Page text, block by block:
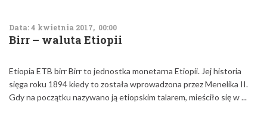
Data: 4 kwietnia 2017, 00:00
Birr – waluta Etiopii
Etiopia ETB birr Birr to jednostka monetarna Etiopii. Jej historia
sięga roku 1894 kiedy to została wprowadzona przez Menelika II.
Gdy na początku nazywano ją etiopskim talarem, mieściło się w ...